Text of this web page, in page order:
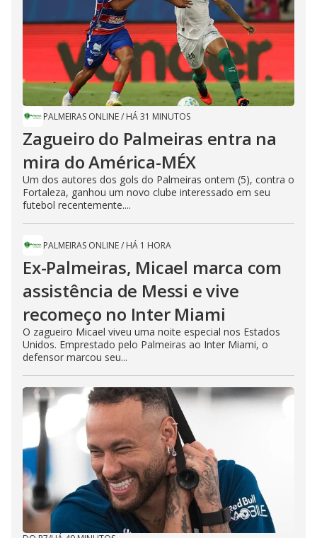
PALMEIRAS ONLINE/ HÁ 31 MINUTOS
Zagueiro do Palmeiras entra na
mira do América-MÉX
Um dos autores dos gols do Palmeiras ontem (5), contra o
Fortaleza, ganhou um novo clube interessado em seu
futebol recentemente....
PALMEIRAS ONLINE/ HÁ 1 HORA
Ex-Palmeiras, Micael marca com
assistência de Messi e vive
recomeço no Inter Miami
O zagueiro Micael viveu uma noite especial nos Estados
Unidos. Emprestado pelo Palmeiras ao Inter Miami, o
defensor marcou seu...